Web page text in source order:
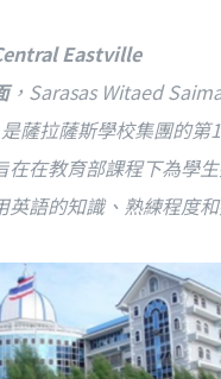
Eastville
，Sarasas Witaed
薩拉薩斯學校集團的第
在在教育部課程下為學
英語的知識、熟練程度